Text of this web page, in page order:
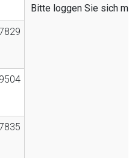
Bitte loggen Sie sich mit